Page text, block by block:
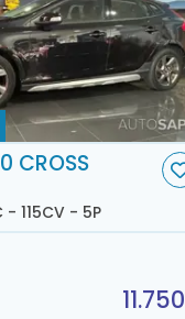
CROSS
- 115CV - 5P
11.750